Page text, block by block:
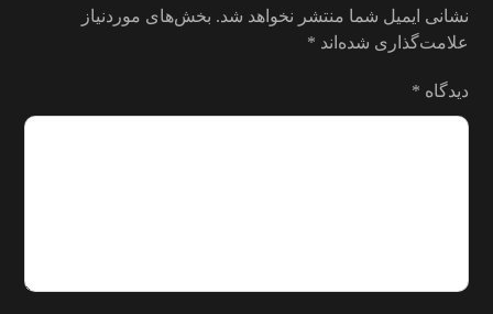
نشانی ایمیل شما منتشر نخواهد شد. بخش‌های موردنیاز
علامت‌گذاری شده‌اند *
دیدگاه *